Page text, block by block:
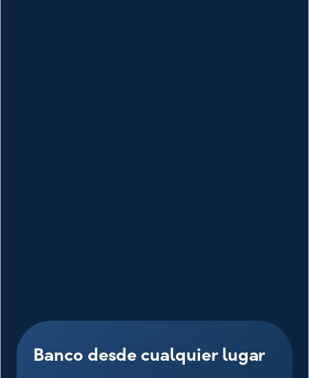
Banco desde cualquier lugar